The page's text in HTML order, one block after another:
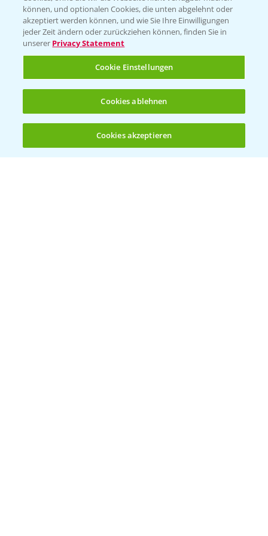
(noch 4)
BROSCHÜREN
Ackerbau
Saatgut
Sonderkulturen
Verantwortung & Sorgfalt
PAMIRA - Packmittelrücknahme
Sammelstellen und Termine
können, und optionalen Cookies, die unten abgelehnt oder
akzeptiert werden können, und wie Sie Ihre Einwilligungen
jeder Zeit ändern oder zurückziehen können, finden Sie in
unserer Privacy Statement
Cookie Einstellungen
Cookies ablehnen
Cookies akzeptieren